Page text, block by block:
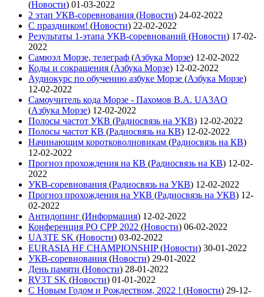
(Новости) 01-03-2022
2 этап УКВ-соревнования (Новости) 24-02-2022
С праздником! (Новости) 22-02-2022
Результаты 1-этапа УКВ-соревнований (Новости) 17-02-
2022
Самюэл Морзе, телеграф (Азбука Морзе) 12-02-2022
Коды и сокращения (Азбука Морзе) 12-02-2022
Аудиокурс по обучению азбуке Морзе (Азбука Морзе)
12-02-2022
Самоучитель кода Морзе - Пахомов В.А. UA3AO
(Азбука Морзе) 12-02-2022
Полосы частот УКВ (Радиосвязь на УКВ) 12-02-2022
Полосы частот КВ (Радиосвязь на КВ) 12-02-2022
Начинающим коротковолновикам (Радиосвязь на КВ)
12-02-2022
Прогноз прохождения на КВ (Радиосвязь на КВ) 12-02-
2022
УКВ-соревнования (Радиосвязь на УКВ) 12-02-2022
Прогноз прохождения на УКВ (Радиосвязь на УКВ) 12-
02-2022
Антидопинг (Информация) 12-02-2022
Конференция РО СРР 2022 (Новости) 06-02-2022
UA3TE SK (Новости) 03-02-2022
EURASIA HF CHAMPIONSHIP(Новости) 30-01-2022
УКВ-соревнования (Новости) 29-01-2022
День памяти (Новости) 28-01-2022
RV3T SK (Новости) 01-01-2022
С Новым Годом и Рождеством, 2022 ! (Новости) 29-12-